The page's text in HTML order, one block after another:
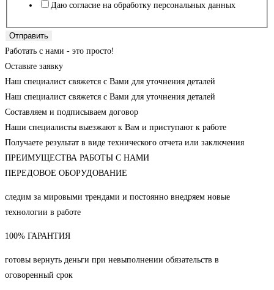
Даю согласие на обработку персональных данных
Отправить
Работать с нами - это просто!
Оставьте заявку
Наш специалист свяжется с Вами для уточнения деталей
Наш специалист свяжется с Вами для уточнения деталей
Составляем и подписываем договор
Наши специалисты выезжают к Вам и приступают к работе
Получаете результат в виде технического отчета или заключения
ПРЕИМУЩЕСТВА РАБОТЫ С НАМИ
ПЕРЕДОВОЕ ОБОРУДОВАНИЕ
следим за мировыми трендами и постоянно внедряем новые
технологии в работе
100% ГАРАНТИЯ
готовы вернуть деньги при невыполнении обязательств в
оговоренный срок